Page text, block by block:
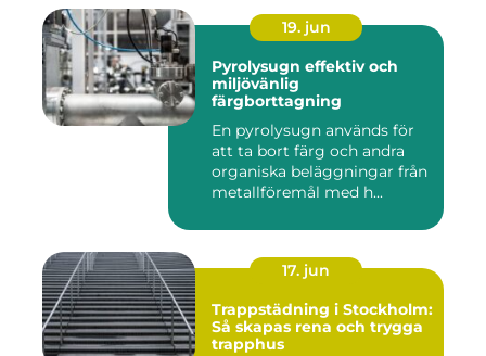
19. jun
Pyrolysugn effektiv och
miljövänlig
färgborttagning
En pyrolysugn används för
att ta bort färg och andra
organiska beläggningar från
metallföremål med h...
17. jun
Trappstädning i Stockholm:
Så skapas rena och trygga
trapphus